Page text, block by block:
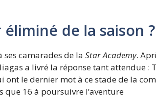
de la saison ?
ses camarades de la Star Academy.
a livré la réponse tant attendue :
le dernier mot à ce stade de la
que 16 à poursuivre l’aventure